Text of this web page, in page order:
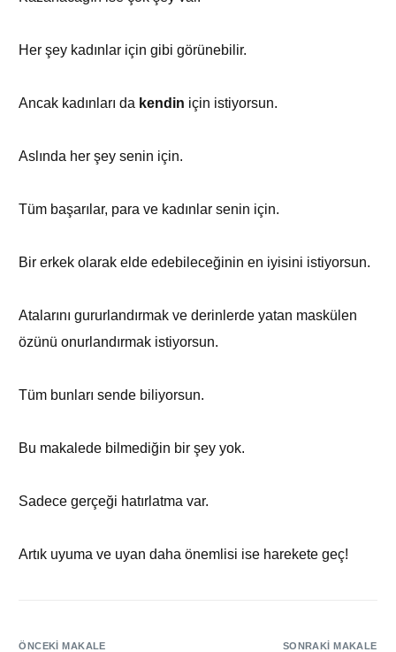
Her şey kadınlar için gibi görünebilir.
Ancak kadınları da kendin için istiyorsun.
Aslında her şey senin için.
Tüm başarılar, para ve kadınlar senin için.
Bir erkek olarak elde edebileceğinin en iyisini istiyorsun.
Atalarını gururlandırmak ve derinlerde yatan maskülen
özünü onurlandırmak istiyorsun.
Tüm bunları sende biliyorsun.
Bu makalede bilmediğin bir şey yok.
Sadece gerçeği hatırlatma var.
Artık uyuma ve uyan daha önemlisi ise harekete geç!
ÖNCEKI MAKALE SONRAKI MAKALE